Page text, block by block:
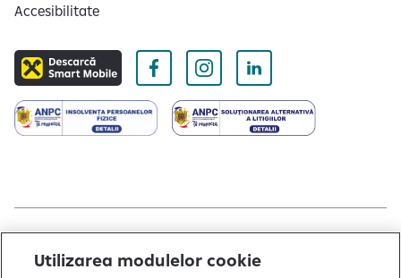
Accesibilitate
Termeni și condiții
Utilizarea modulelor cookie